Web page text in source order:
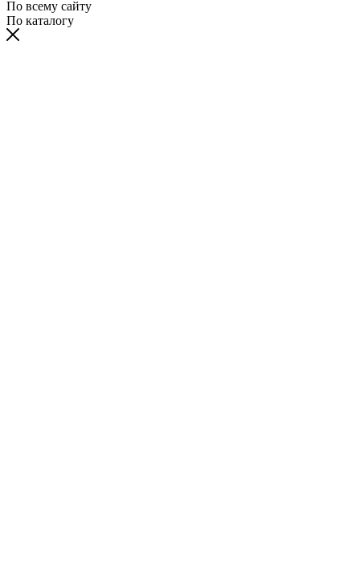
По всему сайту
По каталогу